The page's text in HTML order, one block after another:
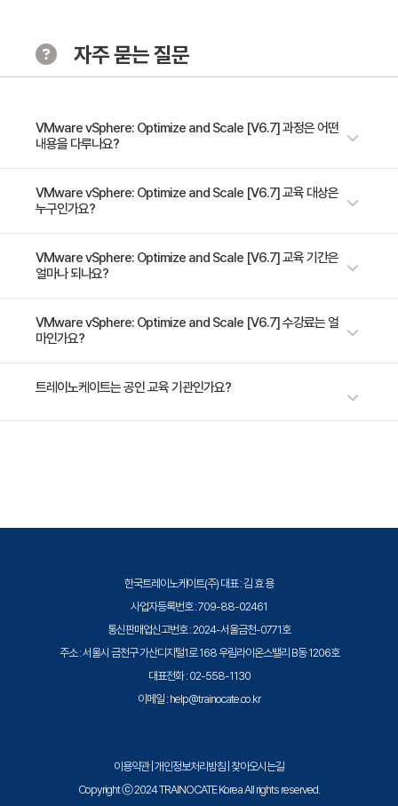
스토리지 인식을위한 VMware vSphere® API 및 I / O
필터링을위한 vSphere API에 대해 설명하십시오.
• vSAN 스토리지 정책 생성
• VMware vSphere® Storage DRS ™ 및 VMware
• 컨텐츠 라이브러리 정의 및 사용
• 호스트 프로파일 설명 및 사용
vSphere Auto Deploy 설명 및 사용
Module 5. CPU 최적화
• CPU 스케줄러 작동 및 CPU 성능에 영향을주는 기타
Module 6. 메모리 최적화
움말, 메모리 압축 및 호스트 스와핑 기술설명
• esxtop을 사용하여 주요 메모리 성능 메트릭을 모니터
Module 7. 스토리지 최적화
• 스토리지 성능에 영향을 미치는 스토리지 큐 유형 및 기
타 요소 설명
Module 8. 네트워크 최적화
• 네트워크 어댑터의 성능 기능 설명
자주 묻는 질문
VMware vSphere: Optimize and Scale [V6.7] 과정은 어떤
내용을 다루나요?
본 과정에서는 고 가용성 및 확장 성 가상 인프라를 구성하고 유지 관리하는
고급 기술을 가르칩니다. 강연과 실습을 통해 실질적인 확장형 인프라를위한
한 기능이 언제 어디서 가장 효과가 있는지 토론합니다. 이 교육 과정은
vSphere에 대한 이해와 고급 기능 및 컨트롤이 어떻게 조직에 이익을 줄 수
다.
VMware vSphere: Optimize and Scale [V6.7] 교육 대상은
누구인가요?
숙련 된 시스템 관리자, 시스템 엔지니어 및 시스템 통합 엔지니어
VMware vSphere: Optimize and Scale [V6.7] 교육 기간은
얼마나 되나요?
5일 과정입니다. 상세 일정은 교육 페이지에서 확인하실 수 있습니다.
VMware vSphere: Optimize and Scale [V6.7] 수강료는 얼
마인가요?
수강료는 3,060,000원(VAT 별도)입니다. 고용보험 환급 및 기업 할인 혜
트레이노케이트는 공인 교육 기관인가요?
한국트레이노케이트(주) 대표 : 김 효 용
사업자등록번호 : 709-88-02461
통신판매업신고번호 : 2024-서울금천-0771호
주소 : 서울시 금천구 가산디지털1로 168 우림라이온스밸리 B동 1206호
대표전화 : 02-558-1130
이메일 : help@trainocate.co.kr
이용약관| 개인정보처리방침 찾아오시는길
Copyright ⓒ 2024 TRAINOCATE Korea All rights reserved.